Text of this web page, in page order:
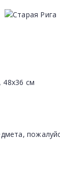
48x36 см